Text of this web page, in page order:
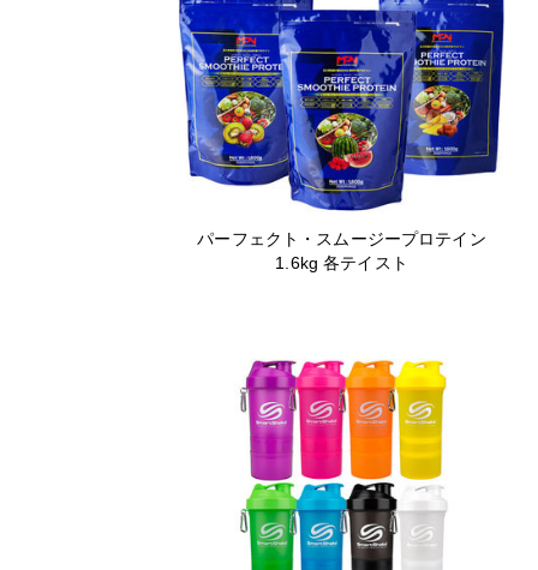
パーフェクト・スムージープロテイン
1.6kg 各テイスト